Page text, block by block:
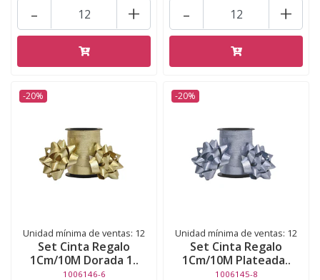
+
- +
-
-20%
Unidad mínima de ventas: 12
Set Cinta Regalo
1Cm/10M Dorada 1..
1006146-6
-20%
Unidad mínima de ventas: 12
Set Cinta Regalo
1Cm/10M Plateada..
1006145-8